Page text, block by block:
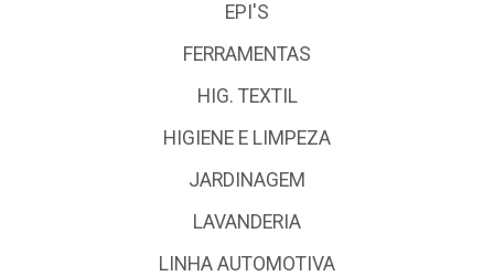
EPI'S
FERRAMENTAS
HIG. TEXTIL
HIGIENE E LIMPEZA
JARDINAGEM
LAVANDERIA
LINHA AUTOMOTIVA